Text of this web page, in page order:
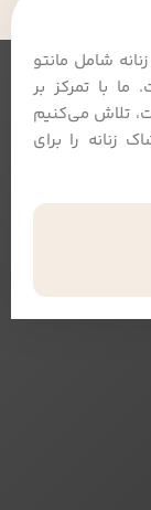
شامل مانتو
با تمرکز بر
تلاش می‌کنیم
زنانه را برای